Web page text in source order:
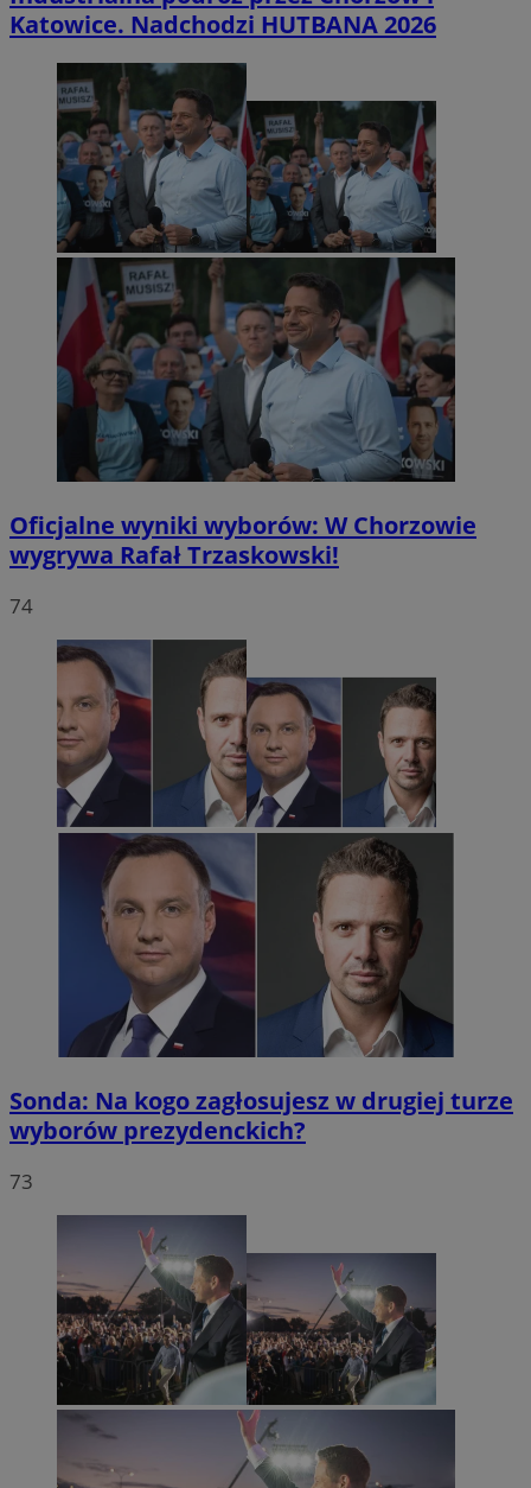
Katowice. Nadchodzi HUTBANA 2026
Oficjalne wyniki wyborów: W Chorzowie
wygrywa Rafał Trzaskowski!
74
Sonda: Na kogo zagłosujesz w drugiej turze
wyborów prezydenckich?
73